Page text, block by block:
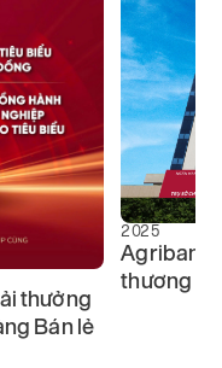
thưởng
Bán lẻ
2025
Agribank
thương